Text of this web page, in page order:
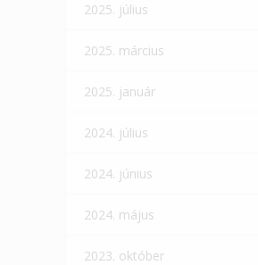
2025. július
2025. március
2025. január
2024. július
2024. június
2024. május
2023. október